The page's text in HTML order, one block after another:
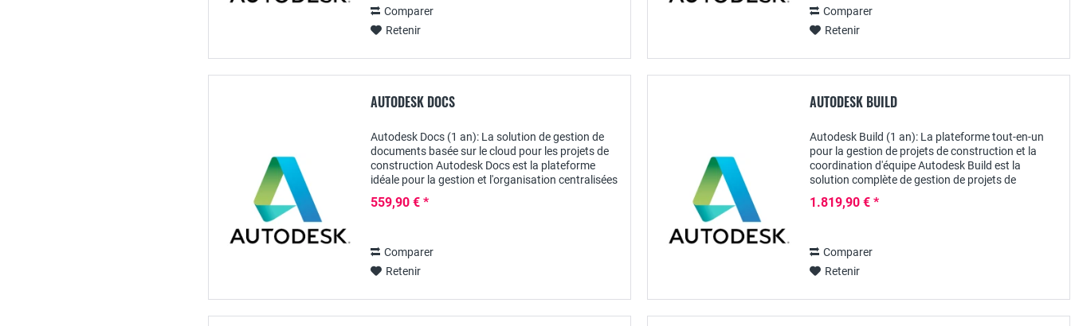
Comparer
Retenir
Comparer
Retenir
AUTODESK DOCS
Autodesk Docs (1 an): La solution de gestion de
documents basée sur le cloud pour les projets de
construction Autodesk Docs est la plateforme
idéale pour la gestion et l'organisation centralisées
559,90 € *
Comparer
Retenir
AUTODESK BUILD
Autodesk Build (1 an): La plateforme tout-en-un
pour la gestion de projets de construction et la
coordination d'équipe Autodesk Build est la
solution complète de gestion de projets de
conçue...
1.819,90 € *
Comparer
Retenir